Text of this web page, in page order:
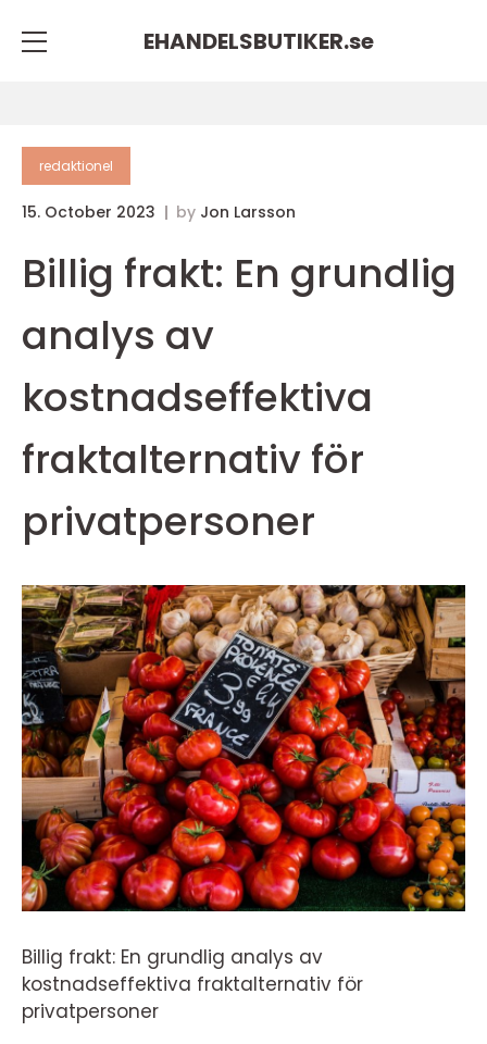
EHANDELSBUTIKER.se
redaktionel
15. October 2023 by Jon Larsson
Billig frakt: En grundlig
analys av
kostnadseffektiva
fraktalternativ för
privatpersoner
Billig frakt: En grundlig analys av
kostnadseffektiva fraktalternativ för
privatpersoner